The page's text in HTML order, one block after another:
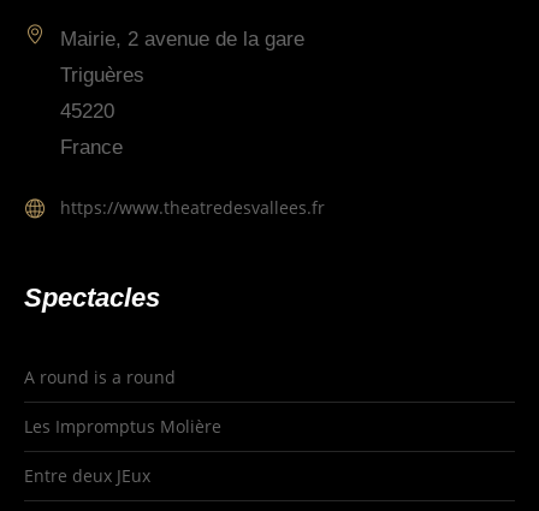
Mairie, 2 avenue de la gare
Triguères
45220
France
https://www.theatredesvallees.fr
Spectacles
A round is a round
Les Impromptus Molière
Entre deux JEux